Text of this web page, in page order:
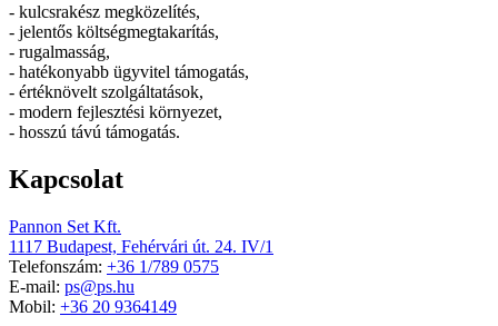
- kulcsrakész megközelítés,
- jelentős költségmegtakarítás,
- rugalmasság,
- hatékonyabb ügyvitel támogatás,
- értéknövelt szolgáltatások,
- modern fejlesztési környezet,
- hosszú távú támogatás.
Kapcsolat
Pannon Set Kft.
1117 Budapest, Fehérvári út. 24. IV/1
Telefonszám: +36 1/789 0575
E-mail: ps@ps.hu
Mobil: +36 20 9364149